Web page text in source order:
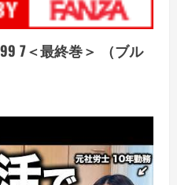
7＜最終巻＞ （ブル